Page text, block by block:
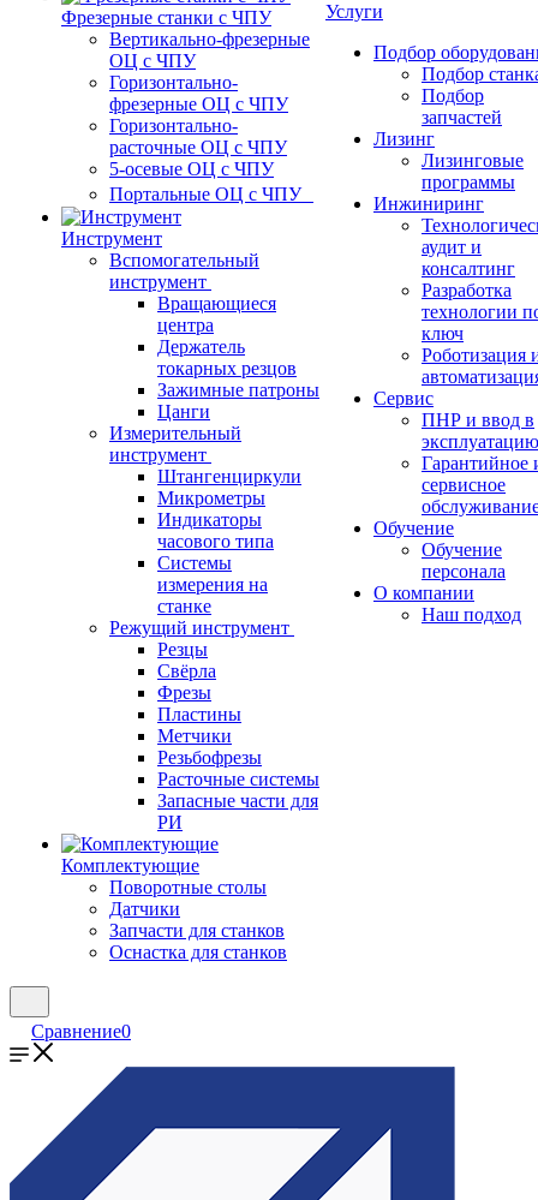
Фрезерные станки с ЧПУ
Вертикально-фрезерные
ОЦ с ЧПУ
Горизонтально-
фрезерные ОЦ с ЧПУ
Горизонтально-
расточные ОЦ с ЧПУ
5-осевые ОЦ с ЧПУ
Портальные ОЦ с ЧПУ
Инструмент
Вспомогательный
инструмент
Вращающиеся
центра
Держатель
токарных резцов
Зажимные патроны
Цанги
Измерительный
инструмент
Штангенциркули
Микрометры
Индикаторы
часового типа
Системы
измерения на
станке
Режущий инструмент
Резцы
Свёрла
Фрезы
Пластины
Метчики
Резьбофрезы
Расточные системы
Запасные части для
РИ
Комплектующие
Поворотные столы
Датчики
Запчасти для станков
Оснастка для станков
Услуги
Подбор
Подбор
Подбор
запчастей
Лизинг
Лизинговые
программы
Инжиниринг
аудит и
консалтинг
Разработка
технологии
ключ
Роботизация
Сервис
ПНР и ввод в
эксплуатацию
Гарантийное
сервисное
Обучение
Обучение
персонала
О компании
Наш подход
Сравнение0